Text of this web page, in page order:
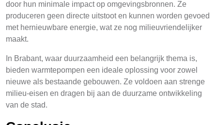
door hun minimale impact op omgevingsbronnen. Ze
produceren geen directe uitstoot en kunnen worden gevoed
met hernieuwbare energie, wat ze nog milieuvriendelijker
maakt.
In Brabant, waar duurzaamheid een belangrijk thema is,
bieden warmtepompen een ideale oplossing voor zowel
nieuwe als bestaande gebouwen. Ze voldoen aan strenge
milieu-eisen en dragen bij aan de duurzame ontwikkeling
van de stad.